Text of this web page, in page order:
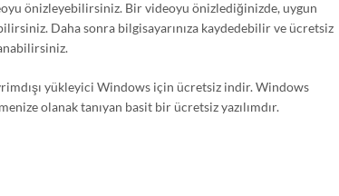
önizleyebilirsiniz. Bir videoyu önizlediğinizde, uygun
Daha sonra bilgisayarınıza kaydedebilir ve ücretsiz
yükleyici Windows için ücretsiz indir. Windows
olanak tanıyan basit bir ücretsiz yazılımdır.